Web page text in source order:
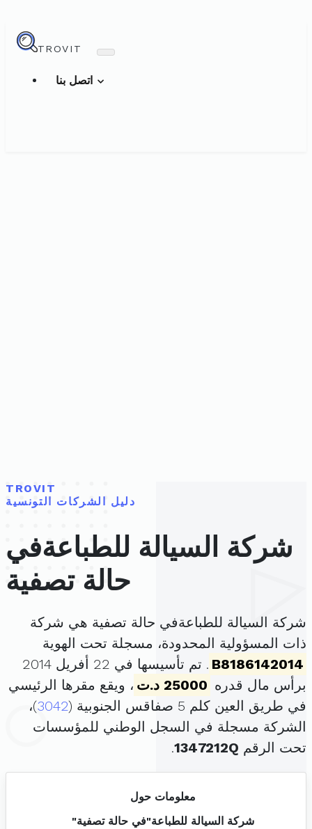
TROVIT
TROVIT
دليل الشركات التونسية
شركة السيالة للطباعةفي
حالة تصفية
شركة السيالة للطباعةفي حالة تصفية هي شركة
ذات المسؤولية المحدودة، مسجلة تحت الهوية
B8186142014
. تم تأسيسها في 22 أفريل 2014
برأس مال قدره 25000 د.ت
، ويقع مقرها الرئيسي
في طريق العين كلم 5 صفاقس الجنوبية (
3042)،
الشركة مسجلة في السجل الوطني للمؤسسات
تحت الرقم 1347212Q
.
معلومات حول
شركة السيالة للطباعة"في حالة تصفية"